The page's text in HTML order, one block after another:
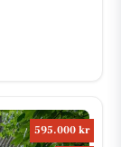
595.000 kr